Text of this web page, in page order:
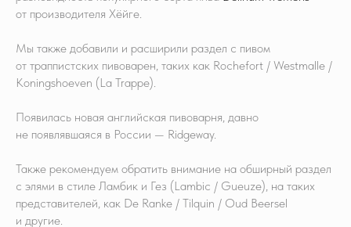
от производителя Хёйге.
Мы также добавили и расширили раздел с пивом
от траппистских пивоварен, таких как Rochefort / Westmalle /
Koningshoeven (La Trappe).
Появилась новая английская пивоварня, давно
не появлявшаяся в России — Ridgeway.
Также рекомендуем обратить внимание на обширный раздел
с элями в стиле Ламбик и Гез (Lambic / Gueuze), на таких
представителей, как De Ranke / Tilquin / Oud Beersel
и другие.